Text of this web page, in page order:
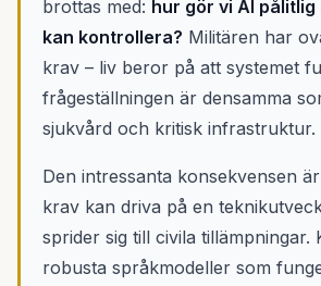
brottas med: hur gör vi AI pålitlig
kan kontrollera? Militären har
krav – liv beror på att systemet
frågeställningen är densamma
sjukvård och kritisk infrastruktur.
Den intressanta konsekvensen
krav kan driva på en
sprider sig till civila tillämpningar.
robusta språkmodeller som